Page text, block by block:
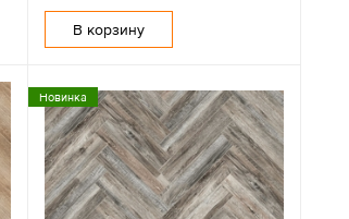
В корзину
Новинка